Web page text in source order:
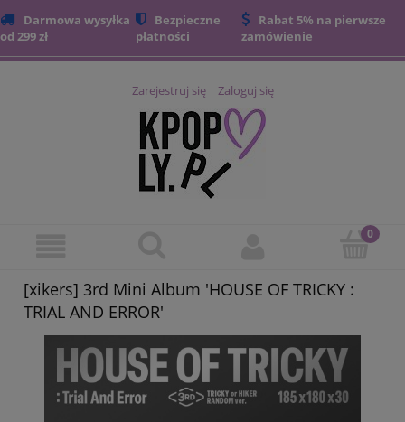
Darmowa wysyłka
od 299 zł
Bezpieczne
płatności
Rabat 5% na pierwsze
zamówienie
Zarejestruj się Zaloguj się
[xikers] 3rd Mini Album 'HOUSE OF TRICKY :
TRIAL AND ERROR'